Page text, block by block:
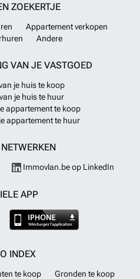
ZOEKERTJE
Appartement verkopen
Andere
VAN JE VASTGOED
je huis te koop
je huis te huur
appartement te koop
appartement te huur
Immovlan.be op LinkedIn
APP
INDEX
te koop
Gronden te koop